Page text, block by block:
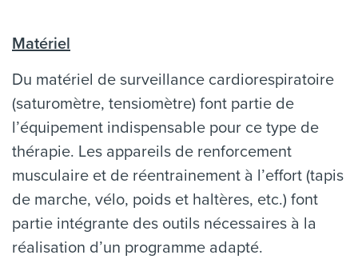
Matériel
Du matériel de surveillance cardiorespiratoire
(saturomètre, tensiomètre) font partie de
l’équipement indispensable pour ce type de
thérapie. Les appareils de renforcement
musculaire et de réentrainement à l’effort (tapis
de marche, vélo, poids et haltères, etc.) font
partie intégrante des outils nécessaires à la
réalisation d’un programme adapté.